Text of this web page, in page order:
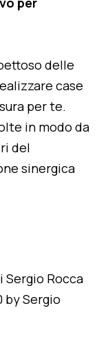
delle
case
per te.
in modo da
del
sinergica